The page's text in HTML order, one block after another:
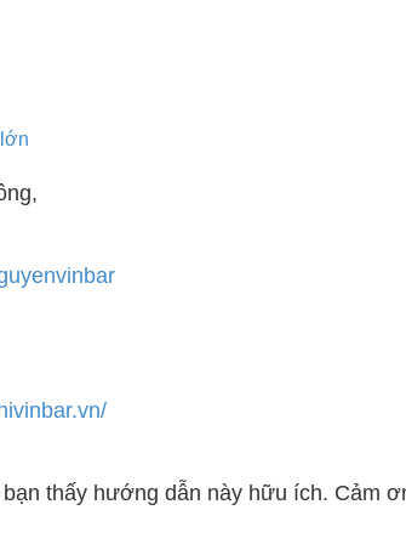
thấy hướng dẫn này hữu ích. Cảm